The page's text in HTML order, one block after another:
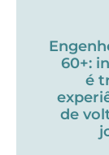
60+:
é
de